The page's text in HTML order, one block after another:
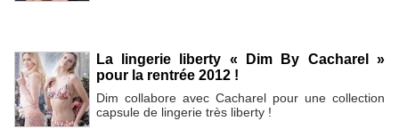
La lingerie liberty « Dim By Cacharel »
pour la rentrée 2012 !
Dim collabore avec Cacharel pour une collection
capsule de lingerie très liberty !